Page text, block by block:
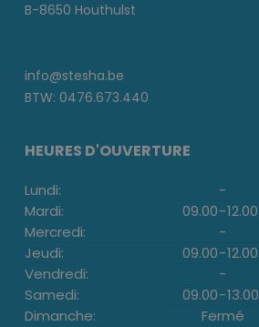
B-8650 Houthulst
info@stesha.be
BTW: 0476.673.440
HEURES D'OUVERTURE
Lundi: -
Mardi:
09.00-12.00
Mercredi:
-
Jeudi:
09.00-12.00
Vendredi:
-
Samedi:
09.00-13.00
Dimanche:
Fermé